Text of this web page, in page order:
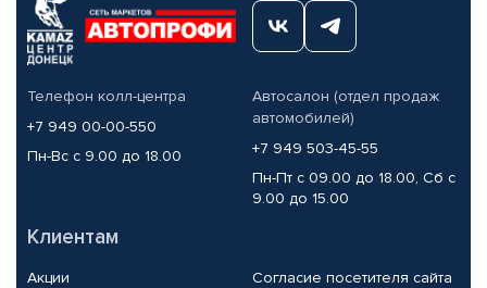
Телефон колл-центра
+7 949 00-00-550
Пн-Вс с 9.00 до 18.00
Автосалон (отдел продаж
автомобилей)
+7 949 503-45-55
Пн-Пт с 09.00 до 18.00, Сб с
9.00 до 15.00
Клиентам
Акции
Согласие посетителя сайта